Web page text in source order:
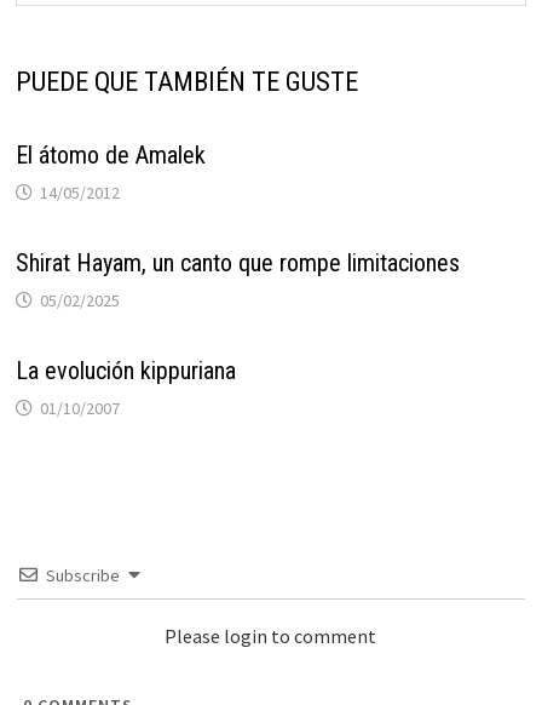
PUEDE QUE TAMBIÉN TE GUSTE
El átomo de Amalek
14/05/2012
Shirat Hayam, un canto que rompe limitaciones
05/02/2025
La evolución kippuriana
01/10/2007
Subscribe
Please login to comment